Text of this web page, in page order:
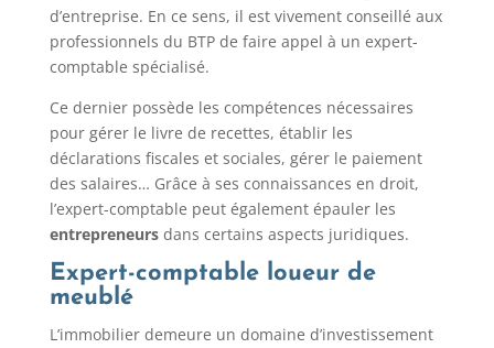
d’entreprise. En ce sens, il est vivement conseillé aux
professionnels du BTP de faire appel à un expert-
comptable spécialisé.
Ce dernier possède les compétences nécessaires
pour gérer le livre de recettes, établir les
déclarations fiscales et sociales, gérer le paiement
des salaires… Grâce à ses connaissances en droit,
l’expert-comptable peut également épauler les
entrepreneursdans certains aspects juridiques.
Expert-comptable loueur de
meublé
L’immobilier demeure un domaine d’investissement